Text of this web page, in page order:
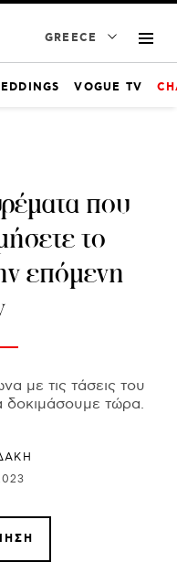
GREECE
VOGUE TV
που
το
επόμενη
με τις τάσεις του
δοκιμάσουμε τώρα.